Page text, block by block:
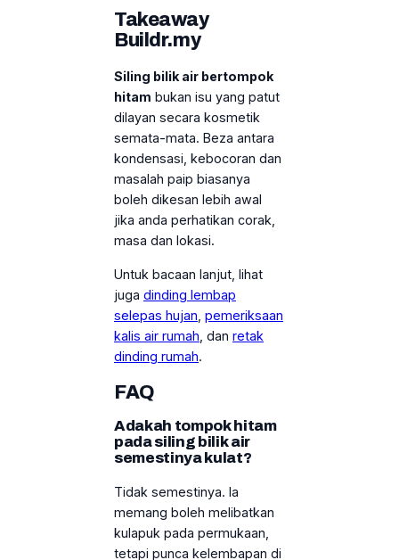
Takeaway
Buildr.my
Siling bilik air bertompok
hitam bukan isu yang patut
dilayan secara kosmetik
semata-mata. Beza antara
kondensasi, kebocoran dan
masalah paip biasanya
boleh dikesan lebih awal
jika anda perhatikan corak,
masa dan lokasi.
Untuk bacaan lanjut, lihat
juga dinding lembap
selepas hujan pemeriksaan
kalis air rumah , dan retak
dinding rumah.
FAQ
Adakah tompok hitam
pada siling bilik air
semestinya kulat?
Tidak semestinya. Ia
memang boleh melibatkan
kulapuk pada permukaan,
tetapi punca kelembapan di